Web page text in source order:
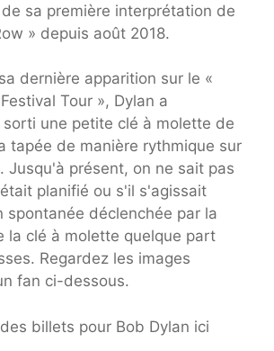
sa première interprétation de
» depuis août 2018.
dernière apparition sur le «
Tour », Dylan a
une petite clé à molette de
tapée de manière rythmique sur
Jusqu'à présent, on ne sait pas
planifié ou s'il s'agissait
spontanée déclenchée par la
la clé à molette quelque part
Regardez les images
fan ci-dessous.
billets pour Bob Dylan ici